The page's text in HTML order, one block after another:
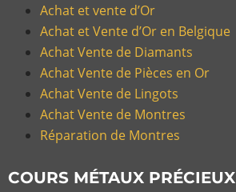
Achat et vente d’Or
Achat et Vente d’Or en Belgique
Achat Vente de Diamants
Achat Vente de Pièces en Or
Achat Vente de Lingots
Achat Vente de Montres
Réparation de Montres
COURS MÉTAUX PRÉCIEUX